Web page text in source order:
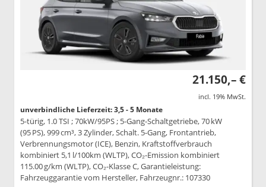
21.150,– €
incl. 19% MwSt.
unverbindliche Lieferzeit: 3,5 - 5 Monate
5-türig, 1.0 TSI ; 70kW/95PS ; 5-Gang-Schaltgetriebe, 70 kW
(95 PS), 999 cm³, 3 Zylinder, Schalt. 5-Gang, Frontantrieb,
Verbrennungsmotor (ICE), Benzin, Kraftstoffverbrauch
kombiniert 5,1 l/100km (WLTP), CO₂-Emission kombiniert
115.00 g/km (WLTP), CO₂-Klasse C, Garantieleistung:
Fahrzeuggarantie vom Hersteller, Fahrzeugnr.: 107330